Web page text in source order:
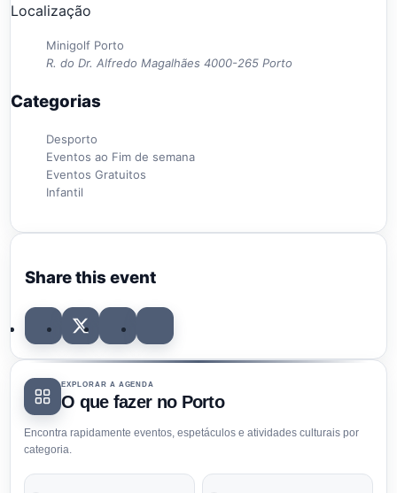
Localização
Minigolf Porto
R. do Dr. Alfredo Magalhães 4000-265 Porto
Categorias
Desporto
Eventos ao Fim de semana
Eventos Gratuitos
Infantil
Share this event
EXPLORAR A AGENDA
O que fazer no Porto
Encontra rapidamente eventos, espetáculos e atividades culturais por
categoria.